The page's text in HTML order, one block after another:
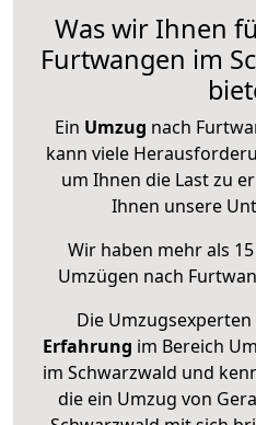
Was wir Ihnen
Furtwangen im
Ein Umzug nach
kann viele
um Ihnen die Last zu
Ihnen unsere
Wir haben mehr als
Umzügen nach
Die Umzugsexperten
Erfahrung im Bereich
im Schwarzwald und
die ein Umzug von